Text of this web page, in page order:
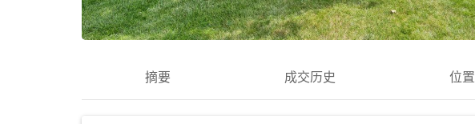
摘要 成交历史 位置